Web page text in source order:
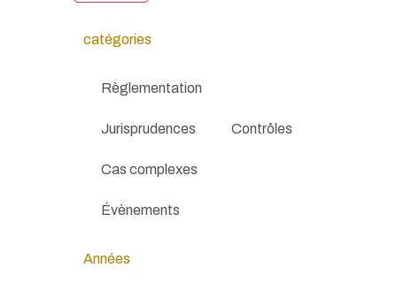
catégories
Règlementation
Jurisprudences Contrôles
Cas complexes
Évènements
Années